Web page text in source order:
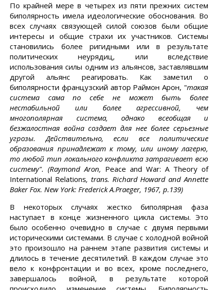
По крайней мере в четырех из пяти прежних систем
биполярность имела идеологические обоснования. Во
всех случаях связующей силой союзов были общие
интересы и общие страхи их участников. Системы
становились более ригидными или в результате
политических неурядиц, или вследствие
использования силы одним из альянсов, заставлявшим
другой альянс реагировать. Как заметил о
биполярности французский автор Раймон Арон, "такая
система сама по себе не может быть более
нестабильной или более агрессивной, чем
многополярная система, однако всеобщая и
безжалостная война создает для нее более серьезные
угрозы. Действительно, если все политические
образования принадлежат к тому, или иному лагерю,
то любой тип локального конфликта затрагивает всю
систему". (Raymond Aron, Peace and War: A Theory of
International Relations, trans. Richard Howard and Annette
Baker Fox. New York: Frederick A.Praeger, 1967, p.139)
В некоторых случаях жестко биполярная фаза
наступает в конце жизненного цикла системы. Это
было особенно очевидно в случае с двумя первыми
историческими системами. В случае с холодной войной
это произошло на раннем этапе развития системы и
длилось в течение десятилетий. В каждом случае это
вело к конфронтации и во всех, кроме последнего,
завершалось войной, в результате которой